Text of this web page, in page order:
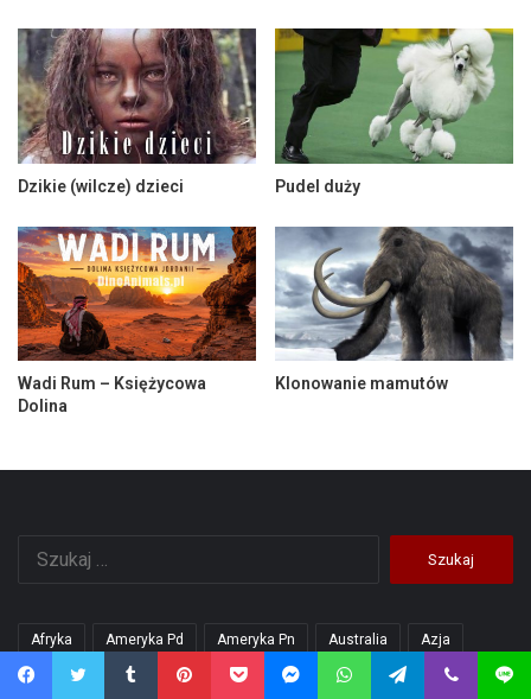
Dzikie (wilcze) dzieci Pudel duży
Wadi Rum – Księżycowa
Dolina
Klonowanie mamutów
Afryka Ameryka Pd Ameryka Pn Australia Azja
Blogi Człowiek Dinozaury Dinozaury drapieżne